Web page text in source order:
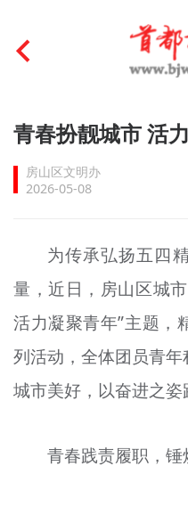
首页
文明创建
文明培育
未成年人思想道德建设
榜样人物
身边好人
北京宣传文化引导基金
青春扮靓城市 活
房山区文明办
2026-05-08
为传承弘扬五四
量，近日，房山区城
活力凝聚青年”主题，
列活动，全体团员青
城市美好，以奋进之姿
青春践责履职，